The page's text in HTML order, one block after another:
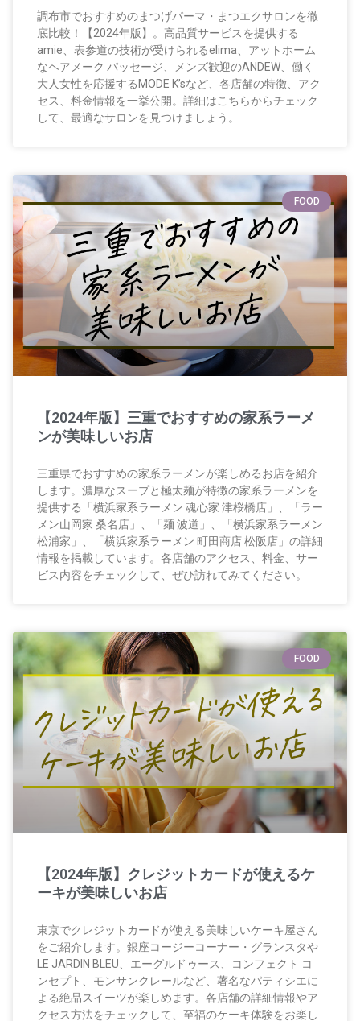
調布市でおすすめのまつげパーマ・まつエクサロンを徹
底比較！【2024年版】。高品質サービスを提供する
amie、表参道の技術が受けられるelima、アットホーム
なヘアメーク パッセージ、メンズ歓迎のANDEW、働く
大人女性を応援するMODE K’sなど、各店舗の特徴、アク
セス、料金情報を一挙公開。詳細はこちらからチェック
して、最適なサロンを見つけましょう。
FOOD
【2024年版】三重でおすすめの家系ラーメ
ンが美味しいお店
三重県でおすすめの家系ラーメンが楽しめるお店を紹介
します。濃厚なスープと極太麺が特徴の家系ラーメンを
提供する「横浜家系ラーメン 魂心家 津桜橋店」、「ラー
メン山岡家 桑名店」、「麺 波道」、「横浜家系ラーメン
松浦家」、「横浜家系ラーメン 町田商店 松阪店」の詳細
情報を掲載しています。各店舗のアクセス、料金、サー
ビス内容をチェックして、ぜひ訪れてみてください。
FOOD
【2024年版】クレジットカードが使えるケ
ーキが美味しいお店
東京でクレジットカードが使える美味しいケーキ屋さん
をご紹介します。銀座コージーコーナー・グランスタや
LE JARDIN BLEU、エーグルドゥース、コンフェクト コ
ンセプト、モンサンクレールなど、著名なパティシエに
よる絶品スイーツが楽しめます。各店舗の詳細情報やア
クセス方法をチェックして、至福のケーキ体験をお楽し